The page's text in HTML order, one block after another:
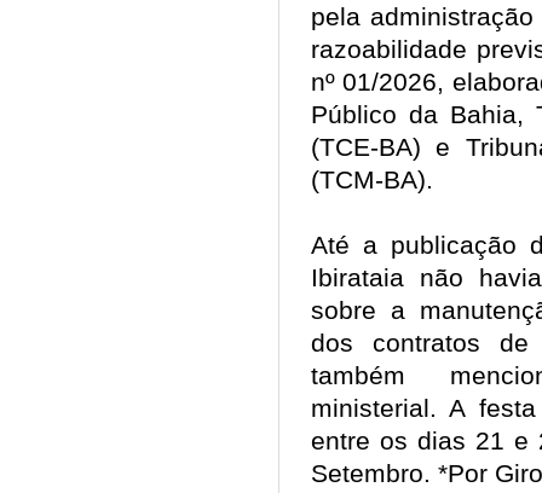
pela
razoabilidade
nº 01/2026,
Público da Bahia,
(TCE-BA) e
(TCM-BA).
Até a publicação
Ibirataia não
sobre a
dos contratos
também
ministerial. A
entre os dias 21 e
Setembro. *Por